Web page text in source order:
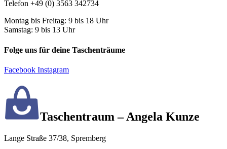
Telefon +49 (0) 3563 342734
Montag bis Freitag: 9 bis 18 Uhr
Samstag: 9 bis 13 Uhr
Folge uns für deine Taschenträume
Facebook Instagram
Taschentraum – Angela Kunze
Lange Straße 37/38, Spremberg